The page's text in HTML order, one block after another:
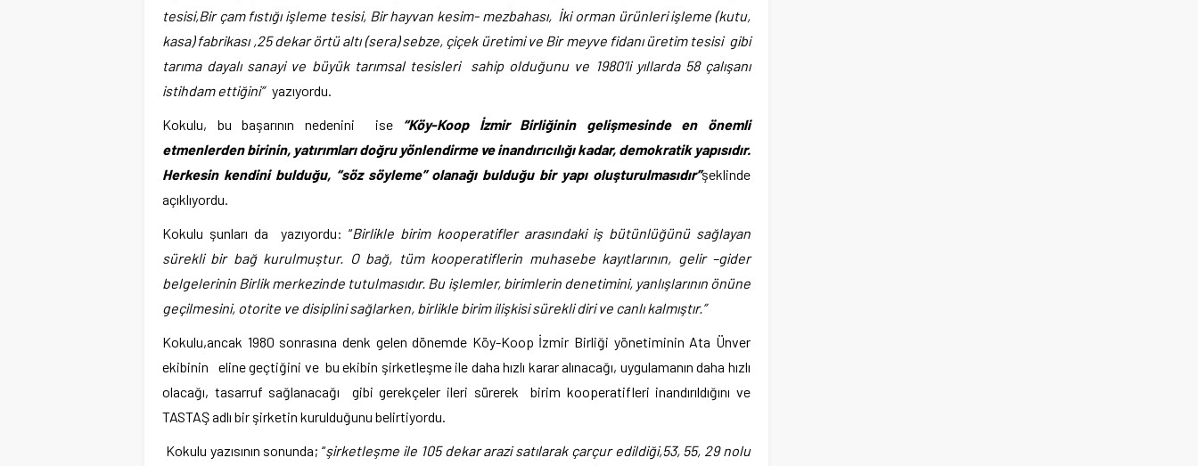
tesisi,Bir çam fıstığı işleme tesisi, Bir hayvan kesim- mezbahası, İki orman ürünleri işleme (kutu,
kasa) fabrikası ,25 dekar örtü altı (sera) sebze, çiçek üretimi ve Bir meyve fidanı üretim tesisi gibi
tarıma dayalı sanayi ve büyük tarımsal tesisleri sahip olduğunu ve 1980’li yıllarda 58 çalışanı
istihdam ettiğini” yazıyordu.
Kokulu, bu başarının nedenini
ise
“Köy-Koop İzmir Birliğinin gelişmesinde en önemli
etmenlerden birinin, yatırımları doğru yönlendirme ve inandırıcılığı kadar, demokratik yapısıdır.
Herkesin kendini bulduğu, “söz söyleme” olanağı bulduğu bir yapı oluşturulmasıdır”şeklinde
açıklıyordu.
Kokulu şunları da yazıyordu: “Birlikle birim kooperatifler arasındaki iş bütünlüğünü sağlayan
sürekli bir bağ kurulmuştur. O bağ, tüm kooperatiflerin muhasebe kayıtlarının, gelir –gider
belgelerinin Birlik merkezinde tutulmasıdır. Bu işlemler, birimlerin denetimini, yanlışlarının önüne
geçilmesini, otorite ve disiplini sağlarken, birlikle birim ilişkisi sürekli diri ve canlı kalmıştır.”
Kokulu,ancak 1980 sonrasına denk gelen dönemde Köy-Koop İzmir Birliği yönetiminin Ata Ünver
ekibinin eline geçtiğini ve bu ekibin şirketleşme ile daha hızlı karar alınacağı, uygulamanın daha hızlı
olacağı, tasarruf sağlanacağı gibi gerekçeler ileri sürerek birim kooperatifleri inandırıldığını ve
TASTAŞ adlı bir şirketin kurulduğunu belirtiyordu.
Kokulu yazısının sonunda; “şirketleşme ile 105 dekar arazi satılarak çarçur edildiği,53, 55, 29 nolu